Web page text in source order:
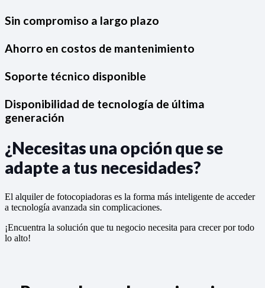
Sin compromiso a largo plazo
Ahorro en costos de mantenimiento
Soporte técnico disponible
Disponibilidad de tecnología de última
generación
¿Necesitas una opción que se
adapte a tus necesidades?
El alquiler de fotocopiadoras es la forma más inteligente de acceder
a tecnología avanzada sin complicaciones.
¡Encuentra la solución que tu negocio necesita para crecer por todo
lo alto!